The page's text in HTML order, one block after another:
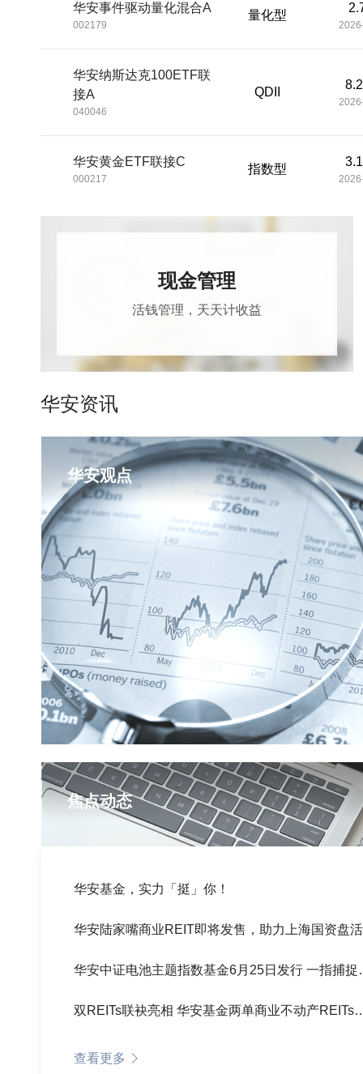
华安事件驱动量化混合A
002179
量化型
华安纳斯达克100ETF联
接A
040046
QDII
华安黄金ETF联接C
000217
指数型
混合型
现金管理
活钱管理，天天计收益
华安资讯
华安观点
焦点动态
华安基金，实力「挺」你！
华安中证
双REITs联袂亮相 华安
查看更多 